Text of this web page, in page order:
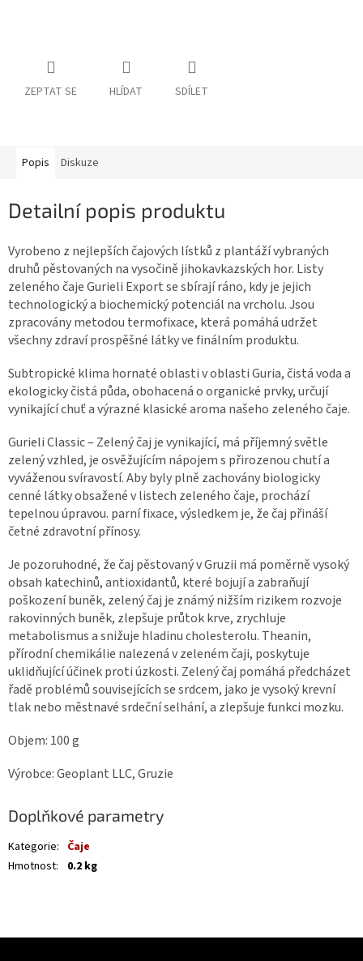
ZEPTAT SE HLÍDAT SDÍLET
Popis Diskuze
Detailní popis produktu
Vyrobeno z nejlepších čajových lístků z plantáží vybraných
druhů pěstovaných na vysočině jihokavkazských hor. Listy
zeleného čaje Gurieli Export se sbírají ráno, kdy je jejich
technologický a biochemický potenciál na vrcholu. Jsou
zpracovány metodou termofixace, která pomáhá udržet
všechny zdraví prospěšné látky ve finálním produktu.
Subtropické klima hornaté oblasti v oblasti Guria, čistá voda a
ekologicky čistá půda, obohacená o organické prvky, určují
vynikající chuť a výrazné klasické aroma našeho zeleného čaje.
Gurieli Classic – Zelený čaj je vynikající, má příjemný světle
zelený vzhled, je osvěžujícím nápojem s přirozenou chutí a
vyváženou svíravostí. Aby byly plně zachovány biologicky
cenné látky obsažené v listech zeleného čaje, prochází
tepelnou úpravou. parní fixace, výsledkem je, že čaj přináší
četné zdravotní přínosy.
Je pozoruhodné, že čaj pěstovaný v Gruzii má poměrně vysoký
obsah katechinů, antioxidantů, které bojují a zabraňují
poškození buněk, zelený čaj je známý nižším rizikem rozvoje
rakovinných buněk, zlepšuje průtok krve, zrychluje
metabolismus a snižuje hladinu cholesterolu. Theanin,
přírodní chemikálie nalezená v zeleném čaji, poskytuje
uklidňující účinek proti úzkosti. Zelený čaj pomáhá předcházet
řadě problémů souvisejících se srdcem, jako je vysoký krevní
tlak nebo městnavé srdeční selhání, a zlepšuje funkci mozku.
Objem: 100 g
Výrobce: Geoplant LLC, Gruzie
Doplňkové parametry
Kategorie: Čaje
Hmotnost: 0.2 kg